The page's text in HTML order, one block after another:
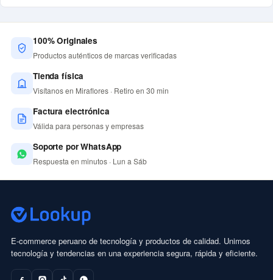
100% Originales
Productos auténticos de marcas verificadas
Tienda física
Visítanos en Miraflores · Retiro en 30 min
Factura electrónica
Válida para personas y empresas
Soporte por WhatsApp
Respuesta en minutos · Lun a Sáb
E-commerce peruano de tecnología y productos de calidad. Unimos
tecnología y tendencias en una experiencia segura, rápida y eficiente.